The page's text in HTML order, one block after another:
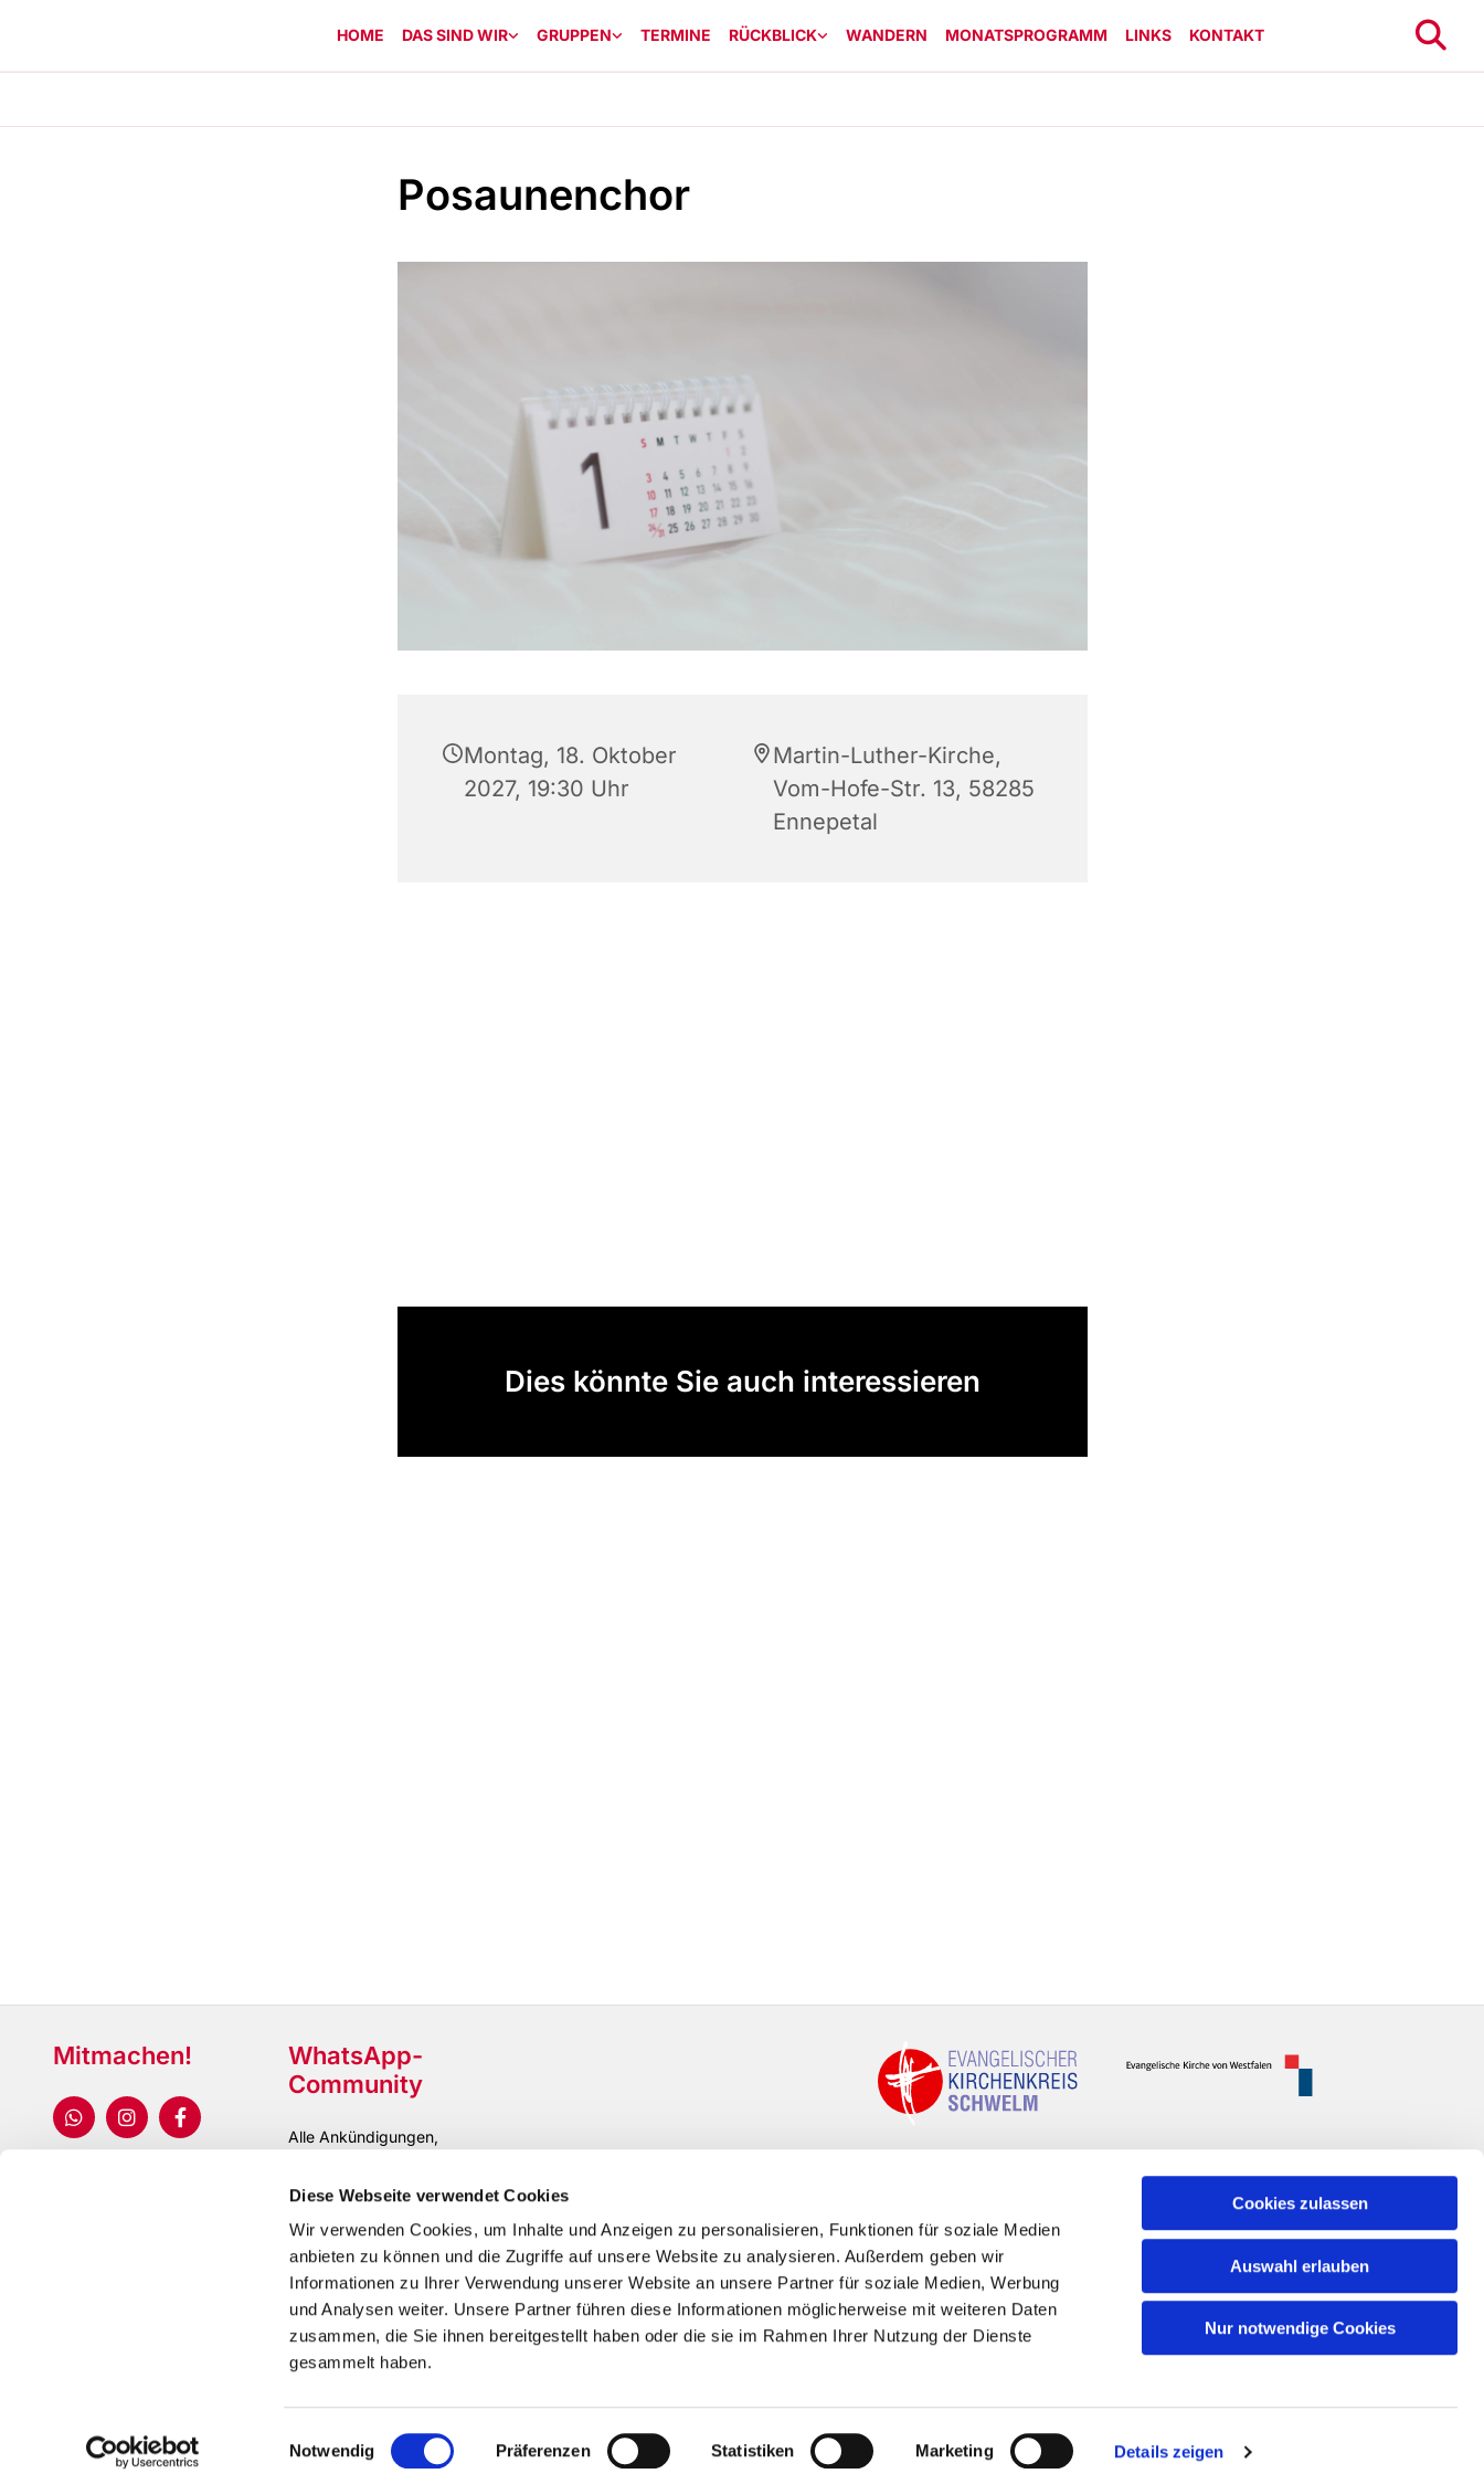
Diese Webseite verwendet Cookies
Wir verwenden Cookies, um Inhalte und Anzeigen zu personalisieren, Funktionen für soziale Medien
anbieten zu können und die Zugriffe auf unsere Website zu analysieren. Außerdem geben wir
Informationen zu Ihrer Verwendung unserer Website an unsere Partner für soziale Medien, Werbung
und Analysen weiter. Unsere Partner führen diese Informationen möglicherweise mit weiteren Daten
zusammen, die Sie ihnen bereitgestellt haben oder die sie im Rahmen Ihrer Nutzung der Dienste
gesammelt haben.
Einwilligungsauswahl
Notwendig Präferenzen Statistiken Marketing Details zeigen
Cookies zulassen
Auswahl erlauben
Nur notwendige Cookies
HOME DAS SIND WIR GRUPPEN TERMINE RÜCKBLICK WANDERN MONATSPROGRAMM LINKS KONTAKT
Posaunenchor
Montag, 18. Oktober
2027, 19:30 Uhr
Martin-Luther-Kirche,
Vom-Hofe-Str. 13, 58285
Ennepetal
Dies könnte Sie auch interessieren
Mitmachen!
WhatsApp-
Community
Alle Ankündigungen,